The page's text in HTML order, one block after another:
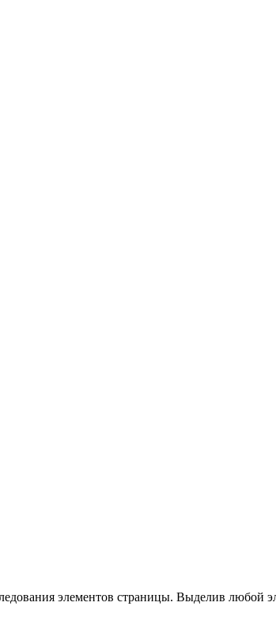
элементов страницы. Выделив любой